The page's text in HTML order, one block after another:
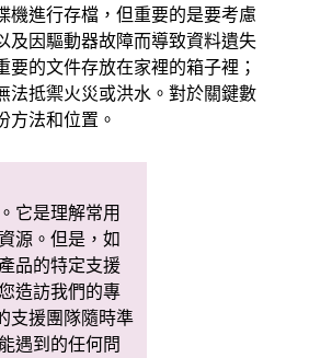
機進行存檔，但重要的是要考慮
及因驅動器故障而導致資料遺失
要的文件存放在家裡的箱子裡；
法抵禦火災或洪水。對於關鍵數
方法和位置。
它是理解常用
源。但是，如
品的特定支援
造訪我們的專
支援團隊隨時準
遇到的任何問